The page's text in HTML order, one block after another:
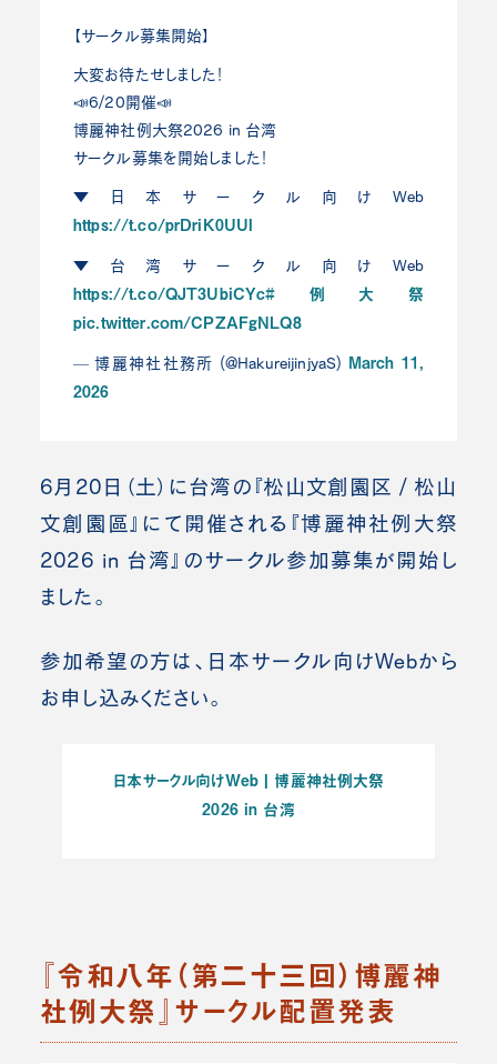
【サークル募集開始】
大変お待たせしました！
📣6/20開催📣
博麗神社例大祭2026 in 台湾
サークル募集を開始しました！
▼日本サークル向けWeb
https://t.co/prDriK0UUI
▼台湾サークル向けWeb
https://t.co/QJT3UbiCYc#例大祭
pic.twitter.com/CPZAFgNLQ8
— 博麗神社社務所 (@HakureijinjyaS) March 11,
2026
6月20日（土）に台湾の『松山文創園区 / 松山
文創園區』にて開催される『博麗神社例大祭
2026 in 台湾』のサークル参加募集が開始し
ました。
参加希望の方は、日本サークル向けWebから
お申し込みください。
日本サークル向けWeb | 博麗神社例大祭
2026 in 台湾
『令和八年（第二十三回）博麗神
社例大祭』サークル配置発表